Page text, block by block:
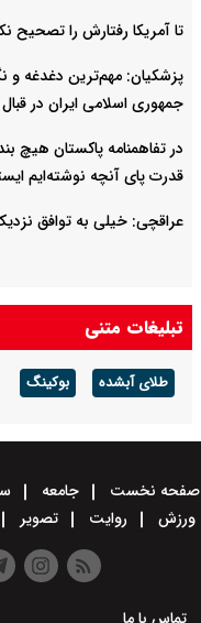
تا آمریکا رفتارش را تصحیح
پزشکیان: مهم‌ترین دغدغه
جمهوری اسلامی ایران در
در تفاهمنامه پاکستان هیچ
قدرت پای آنچه نوشته‌ایم
عراقچی: خیلی به توافق
تبلیغات متنی
طلای آبشده بوکینگ
صفحه نخست جامعه
ورزش
روایت تصویر